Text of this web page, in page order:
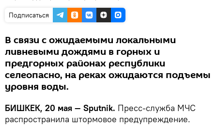
Подписаться
В связи с ожидаемыми локальными
ливневыми дождями в горных и
предгорных районах республики
селеопасно, на реках ожидаются подъемы
уровня воды.
БИШКЕК, 20 мая — Sputnik. Пресс-служба МЧС
распространила штормовое предупреждение.